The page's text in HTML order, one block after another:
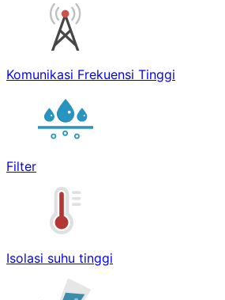
Komunikasi Frekuensi Tinggi
Filter
Isolasi suhu tinggi